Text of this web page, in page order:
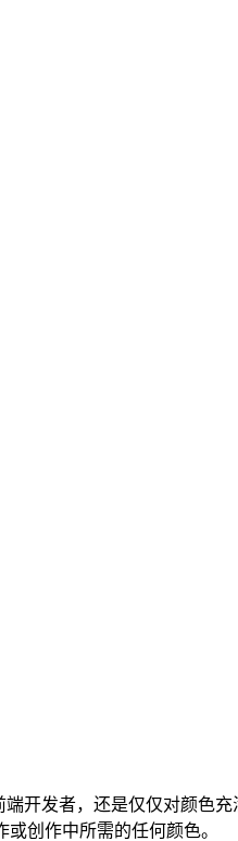
开发者，还是仅仅对颜色充
创作中所需的任何颜色。